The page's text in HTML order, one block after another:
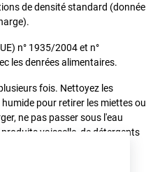
de densité standard (donnée
n° 1935/2004 et n°
les denrées alimentaires.
fois. Nettoyez les
pour retirer les miettes ou
ne pas passer sous l'eau
vaisselle, de détergents